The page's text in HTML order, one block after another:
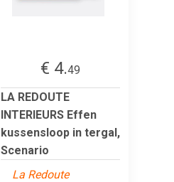
€ 4.49
LA REDOUTE
INTERIEURS Effen
kussensloop in tergal,
Scenario
La Redoute